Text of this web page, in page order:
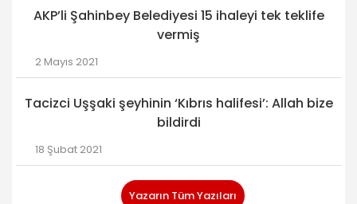
AKP’li Şahinbey Belediyesi 15 ihaleyi tek teklife
vermiş
2 Mayıs 2021
Tacizci Uşşaki şeyhinin ‘Kıbrıs halifesi’: Allah bize
bildirdi
18 Şubat 2021
Yazarın Tüm Yazıları